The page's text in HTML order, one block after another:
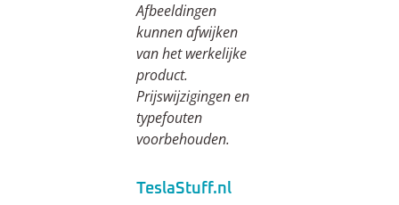
Afbeeldingen
kunnen afwijken
van het werkelijke
product.
Prijswijzigingen en
typefouten
voorbehouden.
TeslaStuff.nl